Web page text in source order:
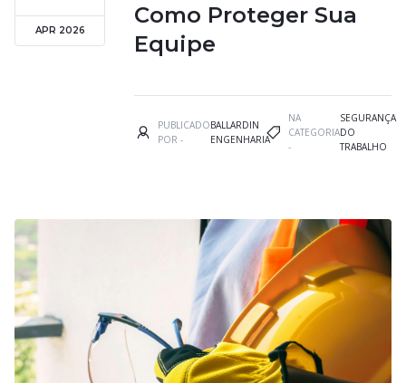
APR 2026
Como Proteger Sua
Equipe
PUBLICADO
POR -
BALLARDIN
ENGENHARIA
NA
CATEGORIA
-
SEGURANÇA
DO
TRABALHO